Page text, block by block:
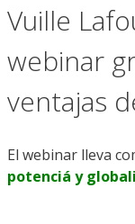
Vuille
webinar
ventajas
El webinar lleva
potenciá y